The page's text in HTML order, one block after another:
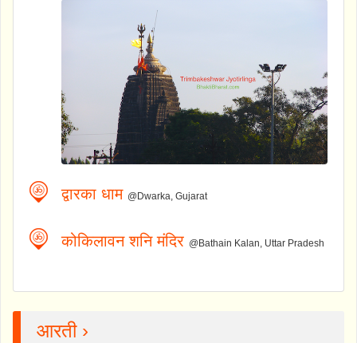
द्वारका धाम @Dwarka, Gujarat
कोकिलावन शनि मंदिर @Bathain Kalan, Uttar Pradesh
आरती ›